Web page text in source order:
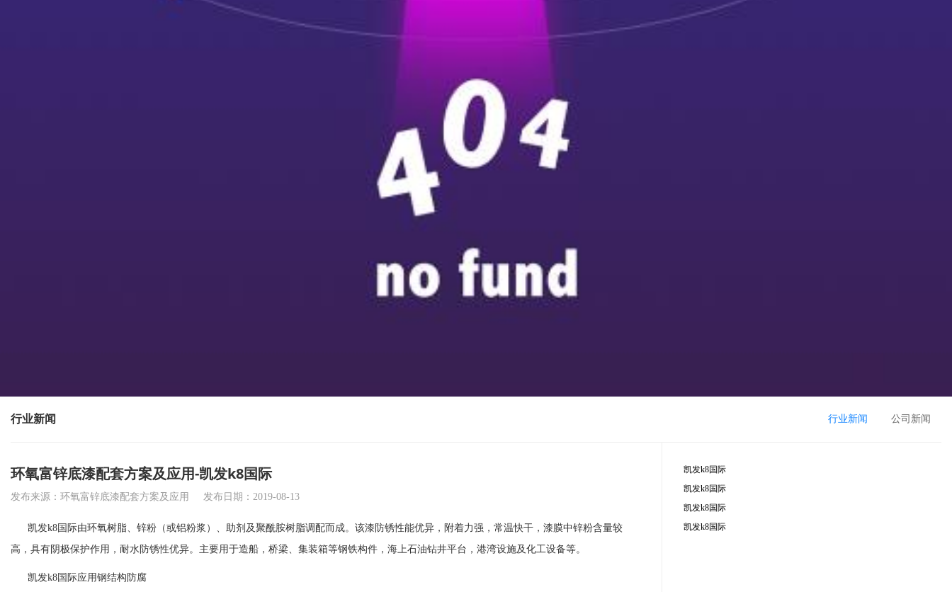
行业新闻 行业新闻 公司新闻
环氧富锌底漆配套方案及应用-凯发k8国际
发布来源：环氧富锌底漆配套方案及应用 发布日期：2019-08-13
凯发k8国际由环氧树脂、锌粉（或铝粉浆）、助剂及聚酰胺树脂调配而成。该漆防锈性能优异，附着力强，常温快干，漆膜中锌粉含量较
高，具有阴极保护作用，耐水防锈性优异。主要用于造船，桥梁、集装箱等钢铁构件，海上石油钻井平台，港湾设施及化工设备等。
凯发k8国际应用钢结构防腐
凯发k8国际
凯发k8国际
凯发k8国际
凯发k8国际